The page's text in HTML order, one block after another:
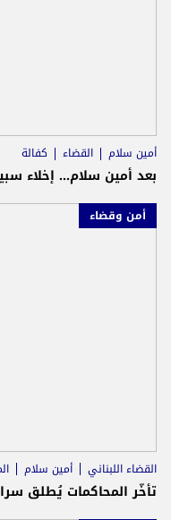
أمين سلام القضاء كفالة
بعد أمين سلام... إخلاء
أمن وقضاء
القضاء اللبناني أمين سلام
تأخّر المحاكمات يُطلق